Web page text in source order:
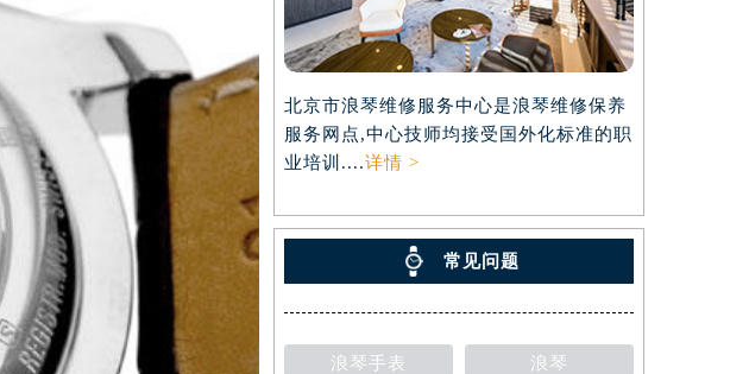
北京市浪琴维修服务中心是浪琴维修保养
服务网点,中心技师均接受国外化标准的职
业培训....详情 >
常见问题
浪琴手表 浪琴